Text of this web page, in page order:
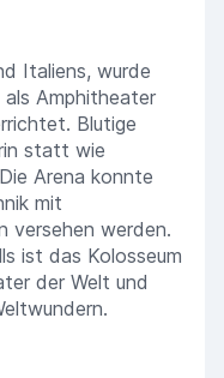
Italiens, wurde
Amphitheater
Blutige
statt wie
Arena konnte
mit
versehen werden.
ist das Kolosseum
der Welt und